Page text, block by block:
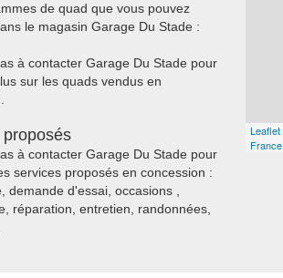
de quad que vous pouvez
le magasin Garage Du Stade :
à contacter Garage Du Stade pour
sur les quads vendus en
à contacter Garage Du Stade pour
services proposés en concession :
demande d'essai, occasions ,
réparation, entretien, randonnées,
Leaflet
France